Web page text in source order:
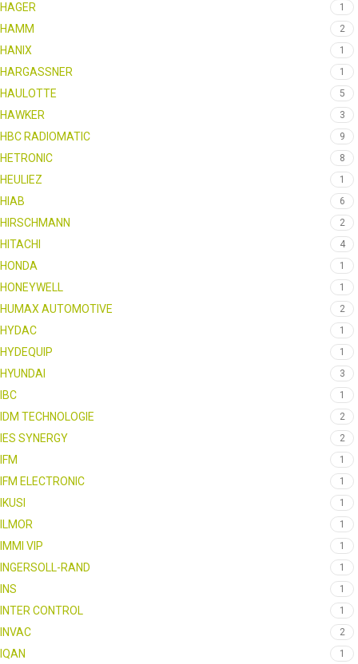
HAGER 1
HAMM 2
HANIX 1
HARGASSNER 1
HAULOTTE 5
HAWKER 3
HBC RADIOMATIC 9
HETRONIC 8
HEULIEZ 1
HIAB 6
HIRSCHMANN 2
HITACHI 4
HONDA 1
HONEYWELL 1
HUMAX AUTOMOTIVE 2
HYDAC 1
HYDEQUIP 1
HYUNDAI 3
IBC 1
IDM TECHNOLOGIE 2
IES SYNERGY 2
IFM 1
IFM ELECTRONIC 1
IKUSI 1
ILMOR 1
IMMI VIP 1
INGERSOLL-RAND 1
INS 1
INTER CONTROL 1
INVAC 2
IQAN 1